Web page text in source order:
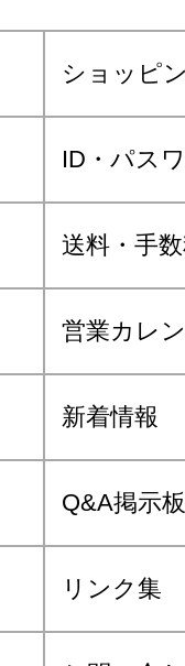
ショッピ
ID・パス
送料・手
営業カレ
新着情報
Q&A掲示板
リンク集